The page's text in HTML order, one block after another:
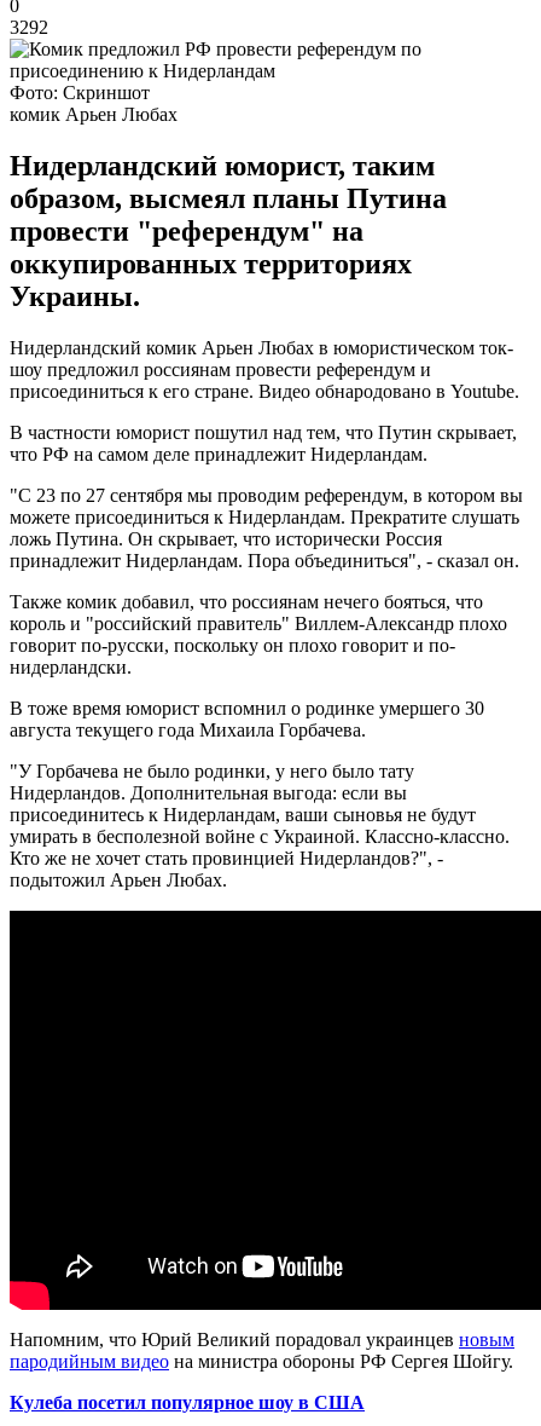
0
3292
Фото: Скриншот
комик Арьен Любах
Нидерландский юморист, таким
образом, высмеял планы Путина
провести "референдум" на
оккупированных территориях
Украины.
Нидерландский комик Арьен Любах в юмористическом ток-
шоу предложил россиянам провести референдум и
присоединиться к его стране. Видео обнародовано в Youtube.
В частности юморист пошутил над тем, что Путин скрывает,
что РФ на самом деле принадлежит Нидерландам.
"С 23 по 27 сентября мы проводим референдум, в котором вы
можете присоединиться к Нидерландам. Прекратите слушать
ложь Путина. Он скрывает, что исторически Россия
принадлежит Нидерландам. Пора объединиться", - сказал он.
Также комик добавил, что россиянам нечего бояться, что
король и "российский правитель" Виллем-Александр плохо
говорит по-русски, поскольку он плохо говорит и по-
нидерландски.
В тоже время юморист вспомнил о родинке умершего 30
августа текущего года Михаила Горбачева.
"У Горбачева не было родинки, у него было тату
Нидерландов. Дополнительная выгода: если вы
присоединитесь к Нидерландам, ваши сыновья не будут
умирать в бесполезной войне с Украиной. Классно-классно.
Кто же не хочет стать провинцией Нидерландов?", -
подытожил Арьен Любах.
Напомним, что Юрий Великий порадовал украинцев новым
пародийным видео на министра обороны РФ Сергея Шойгу.
Кулеба посетил популярное шоу в США